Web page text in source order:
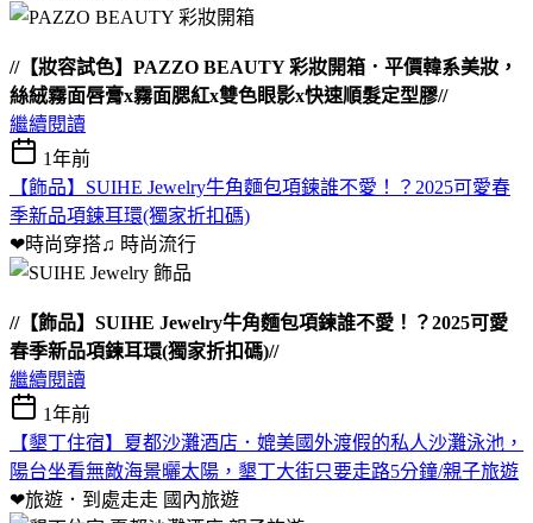
//【妝容試色】PAZZO BEAUTY 彩妝開箱．平價韓系美妝，
絲絨霧面唇膏x霧面腮紅x雙色眼影x快速順髮定型膠//
繼續閱讀
1年前
【飾品】SUIHE Jewelry牛角麵包項鍊誰不愛！？2025可愛春
季新品項鍊耳環(獨家折扣碼)
❤時尚穿搭♫ 時尚流行
//【飾品】SUIHE Jewelry牛角麵包項鍊誰不愛！？2025可愛
春季新品項鍊耳環(獨家折扣碼)//
繼續閱讀
1年前
【墾丁住宿】夏都沙灘酒店．媲美國外渡假的私人沙灘泳池，
陽台坐看無敵海景曬太陽，墾丁大街只要走路5分鐘/親子旅遊
❤旅遊．到處走走 國內旅遊